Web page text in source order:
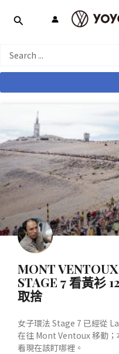
Search
MONT
STAGE 7 看黃衫
取捨
女子環法 Stage 7 已經從
在往 Mont Ventoux 移動；
看現在該盯哪裡。